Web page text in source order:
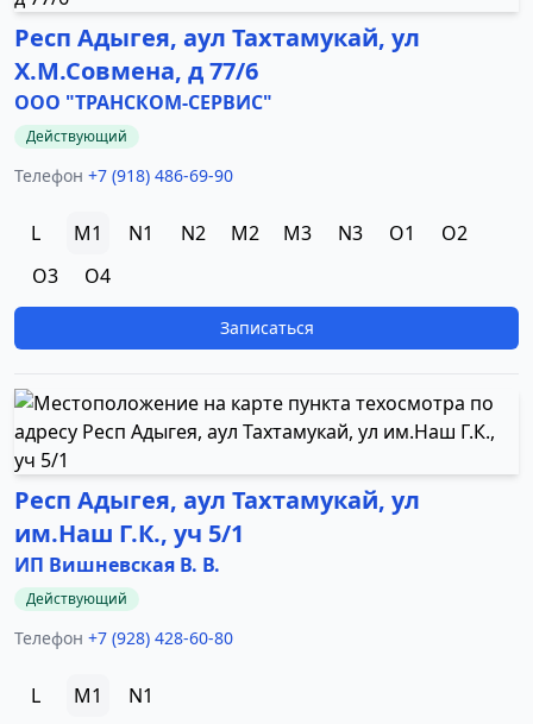
Респ Адыгея, аул Тахтамукай, ул
Х.М.Совмена, д 77/6
ООО "ТРАНСКОМ-СЕРВИС"
Действующий
Телефон +7 (918) 486-69-90
L M1 N1 N2 M2 M3 N3 O1
O2
O3
O4
Записаться
Респ Адыгея, аул Тахтамукай, ул
им.Наш Г.К., уч 5/1
ИП Вишневская В. В.
Действующий
Телефон +7 (928) 428-60-80
L M1 N1